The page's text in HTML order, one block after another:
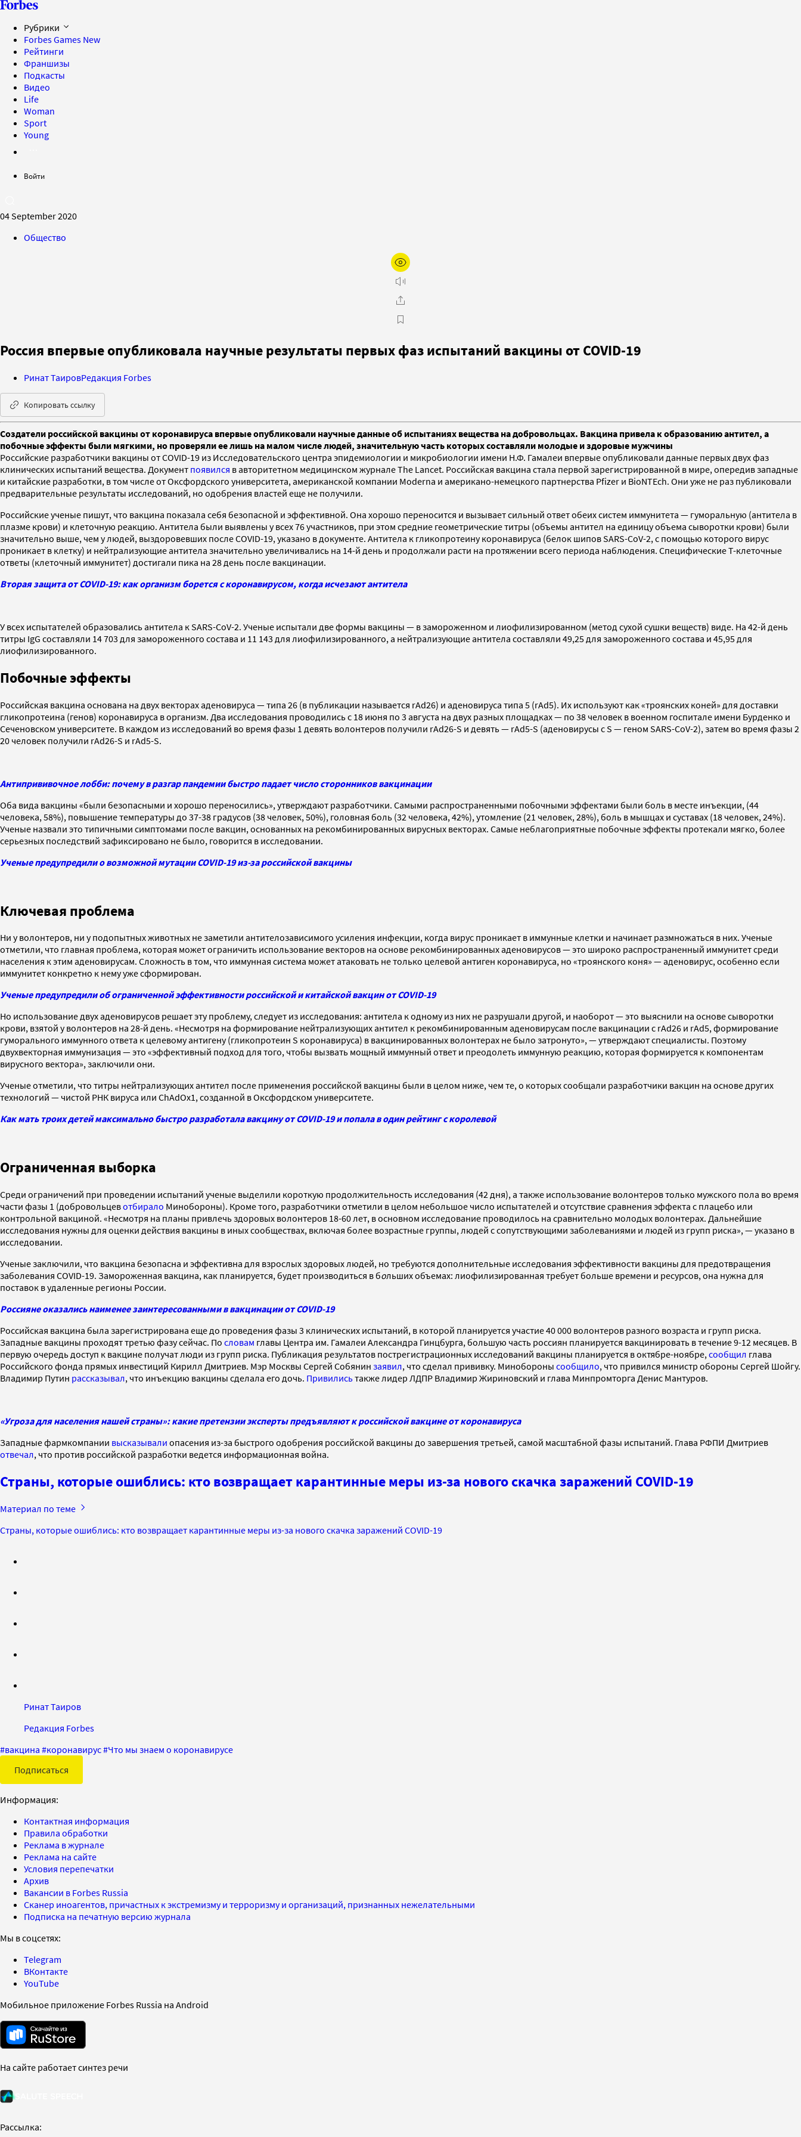
Рубрики
Forbes Games New
Рейтинги
Франшизы
Подкасты
Видео
Life
Woman
Sport
Young
Войти
04 September 2020
Общество
Россия впервые опубликовала научные результаты первых фаз испытаний вакцины от COVID-19
Ринат ТаировРедакция Forbes
Копировать ссылку
Создатели российской вакцины от коронавируса впервые опубликовали научные данные об испытаниях вещества на добровольцах. Вакцина привела к образованию антител, а
побочные эффекты были мягкими, но проверяли ее лишь на малом числе людей, значительную часть которых составляли молодые и здоровые мужчины
Российские разработчики вакцины от COVID-19 из Исследовательского центра эпидемиологии и микробиологии имени Н.Ф. Гамалеи впервые опубликовали данные первых двух фаз
клинических испытаний вещества. Документ появился в авторитетном медицинском журнале The Lancet. Российская вакцина стала первой зарегистрированной в мире, опередив западные
и китайские разработки, в том числе от Оксфордского университета, американской компании Moderna и американо-немецкого партнерства Pfizer и BioNTEch. Они уже не раз публиковали
предварительные результаты исследований, но одобрения властей еще не получили.
Российские ученые пишут, что вакцина показала себя безопасной и эффективной. Она хорошо переносится и вызывает сильный ответ обеих систем иммунитета — гуморальную (антитела в
плазме крови) и клеточную реакцию. Антитела были выявлены у всех 76 участников, при этом средние геометрические титры (объемы антител на единицу объема сыворотки крови) были
значительно выше, чем у людей, выздоровевших после COVID-19, указано в документе. Антитела к гликопротеину коронавируса (белок шипов SARS-CoV-2, с помощью которого вирус
проникает в клетку) и нейтрализующие антитела значительно увеличивались на 14-й день и продолжали расти на протяжении всего периода наблюдения. Специфические T-клеточные
ответы (клеточный иммунитет) достигали пика на 28 день после вакцинации.
Вторая защита от COVID-19: как организм борется с коронавирусом, когда исчезают антитела
У всех испытателей образовались антитела к SARS-CoV-2. Ученые испытали две формы вакцины — в замороженном и лиофилизированном (метод сухой сушки веществ) виде. На 42-й день
титры IgG составляли 14 703 для замороженного состава и 11 143 для лиофилизированного, а нейтрализующие антитела составляли 49,25 для замороженного состава и 45,95 для
лиофилизированного.
Побочные эффекты
Российская вакцина основана на двух векторах аденовируса — типа 26 (в публикации называется rAd26) и аденовируса типа 5 (rAd5). Их используют как «троянских коней» для доставки
гликопротеина (генов) коронавируса в организм. Два исследования проводились с 18 июня по 3 августа на двух разных площадках — по 38 человек в военном госпитале имени Бурденко и
Сеченовском университете. В каждом из исследований во время фазы 1 девять волонтеров получили rAd26-S и девять — rAd5-S (аденовирусы с S — геном SARS-CoV-2), затем во время фазы 2
20 человек получили rAd26-S и rAd5-S.
Антипрививочное лобби: почему в разгар пандемии быстро падает число сторонников вакцинации
Оба вида вакцины «были безопасными и хорошо переносились», утверждают разработчики. Самыми распространенными побочными эффектами были боль в месте инъекции, (44
человека, 58%), повышение температуры до 37-38 градусов (38 человек, 50%), головная боль (32 человека, 42%), утомление (21 человек, 28%), боль в мышцах и суставах (18 человек, 24%).
Ученые назвали это типичными симптомами после вакцин, основанных на рекомбинированных вирусных векторах. Самые неблагоприятные побочные эффекты протекали мягко, более
серьезных последствий зафиксировано не было, говорится в исследовании.
Ученые предупредили о возможной мутации COVID-19 из-за российской вакцины
Ключевая проблема
Ни у волонтеров, ни у подопытных животных не заметили антителозависимого усиления инфекции, когда вирус проникает в иммунные клетки и начинает размножаться в них. Ученые
отметили, что главная проблема, которая может ограничить использование векторов на основе рекомбинированных аденовирусов — это широко распространенный иммунитет среди
населения к этим аденовирусам. Сложность в том, что иммунная система может атаковать не только целевой антиген коронавируса, но «троянского коня» — аденовирус, особенно если
иммунитет конкретно к нему уже сформирован.
Ученые предупредили об ограниченной эффективности российской и китайской вакцин от COVID-19
Но использование двух аденовирусов решает эту проблему, следует из исследования: антитела к одному из них не разрушали другой, и наоборот — это выяснили на основе сыворотки
крови, взятой у волонтеров на 28-й день. «Несмотря на формирование нейтрализующих антител к рекомбинированным аденовирусам после вакцинации с rAd26 и rAd5, формирование
гуморального иммунного ответа к целевому антигену (гликопротеин S коронавируса) в вакцинированных волонтерах не было затронуто», — утверждают специалисты. Поэтому
двухвекторная иммунизация — это «эффективный подход для того, чтобы вызвать мощный иммунный ответ и преодолеть иммунную реакцию, которая формируется к компонентам
вирусного вектора», заключили они.
Ученые отметили, что титры нейтрализующих антител после применения российской вакцины были в целом ниже, чем те, о которых сообщали разработчики вакцин на основе других
технологий — чистой РНК вируса или ChAdOx1, созданной в Оксфордском университете.
Как мать троих детей максимально быстро разработала вакцину от COVID-19 и попала в один рейтинг с королевой
Ограниченная выборка
Среди ограничений при проведении испытаний ученые выделили короткую продолжительность исследования (42 дня), а также использование волонтеров только мужского пола во время
части фазы 1 (добровольцевотбирало Минобороны). Кроме того, разработчики отметили в целом небольшое число испытателей и отсутствие сравнения эффекта с плацебо или
контрольной вакциной. «Несмотря на планы привлечь здоровых волонтеров 18-60 лет, в основном исследование проводилось на сравнительно молодых волонтерах. Дальнейшие
исследования нужны для оценки действия вакцины в иных сообществах, включая более возрастные группы, людей с сопутствующими заболеваниями и людей из групп риска», — указано в
исследовании.
Ученые заключили, что вакцина безопасна и эффективна для взрослых здоровых людей, но требуются дополнительные исследования эффективности вакцины для предотвращения
заболевания COVID-19. Замороженная вакцина, как планируется, будет производиться в больших объемах: лиофилизированная требует больше времени и ресурсов, она нужна для
поставок в удаленные регионы России.
Россияне оказались наименее заинтересованными в вакцинации от COVID-19
Российская вакцина была зарегистрирована еще до проведения фазы 3 клинических испытаний, в которой планируется участие 40 000 волонтеров разного возраста и групп риска.
Западные вакцины проходят третью фазу сейчас. По словам главы Центра им. Гамалеи Александра Гинцбурга, большую часть россиян планируется вакцинировать в течение 9-12 месяцев. В
первую очередь доступ к вакцине получат люди из групп риска. Публикация результатов пострегистрационных исследований вакцины планируется в октябре-ноябре,сообщил глава
Российского фонда прямых инвестиций Кирилл Дмитриев. Мэр Москвы Сергей Собянин заявил, что сделал прививку. Минобороны сообщило, что привился министр обороны Сергей Шойгу.
Владимир Путин рассказывал, что инъекцию вакцины сделала его дочь. Привилисьтакже лидер ЛДПР Владимир Жириновский и глава Минпромторга Денис Мантуров.
«Угроза для населения нашей страны»: какие претензии эксперты предъявляют к российской вакцине от коронавируса
Западные фармкомпании высказывали опасения из-за быстрого одобрения российской вакцины до завершения третьей, самой масштабной фазы испытаний. Глава РФПИ Дмитриев
отвечал, что против российской разработки ведется информационная война.
Страны, которые ошиблись: кто возвращает карантинные меры из-за нового скачка заражений COVID-19
Материал по теме
Страны, которые ошиблись: кто возвращает карантинные меры из-за нового скачка заражений COVID-19
Ринат Таиров
Редакция Forbes
#вакцина #коронавирус#Что мы знаем о коронавирусе
Подписаться
Информация:
Контактная информация
Правила обработки
Реклама в журнале
Реклама на сайте
Условия перепечатки
Архив
Вакансии в Forbes Russia
Сканер иноагентов, причастных к экстремизму и терроризму и организаций, признанных нежелательными
Подписка на печатную версию журнала
Мы в соцсетях:
Telegram
ВКонтакте
YouTube
Мобильное приложение Forbes Russia на Android
На сайте работает синтез речи
Рассылка: